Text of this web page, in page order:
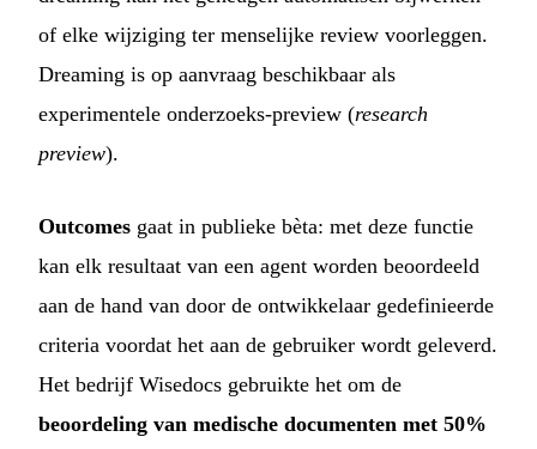
of elke wijziging ter menselijke review voorleggen.
Dreaming is op aanvraag beschikbaar als
experimentele onderzoeks-preview (research
preview).
Outcomes gaat in publieke bèta: met deze functie
kan elk resultaat van een agent worden beoordeeld
aan de hand van door de ontwikkelaar gedefinieerde
criteria voordat het aan de gebruiker wordt geleverd.
Het bedrijf Wisedocs gebruikte het om de
beoordeling van medische documenten met 50%